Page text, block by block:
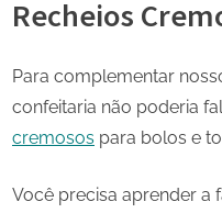
Recheios
Para complementar
confeitaria não poderia
cremosos para bolos e
Você precisa aprender a